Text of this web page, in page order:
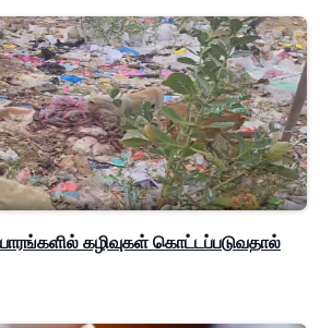
கழிவுகள் கொட்டப்படுவதால்